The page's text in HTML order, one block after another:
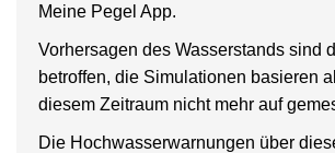
Meine Pegel App.
Vorhersagen des Wasserstands sind
betroffen, die Simulationen basieren
diesem Zeitraum nicht mehr auf
Die Hochwasserwarnungen über